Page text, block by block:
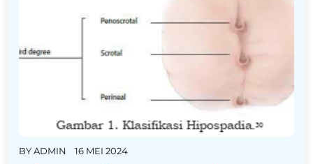
BYADMIN 16 MEI 2024